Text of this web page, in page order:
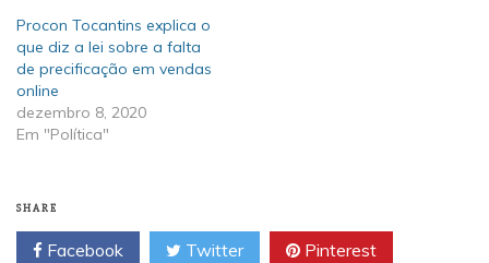
Procon Tocantins explica o
que diz a lei sobre a falta
de precificação em vendas
online
dezembro 8, 2020
Em "Política"
SHARE
Facebook Twitter Pinterest